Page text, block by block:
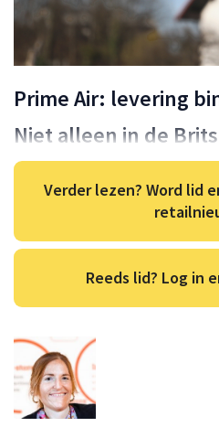
Prime Air: levering
Niet alleen in de
Verder lezen? Word lid
Reeds lid? Log in